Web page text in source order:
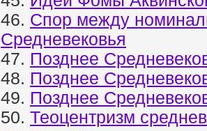
46. Спор между
Средневековья
47. Позднее
48. Позднее
49. Позднее
50. Теоцентризм